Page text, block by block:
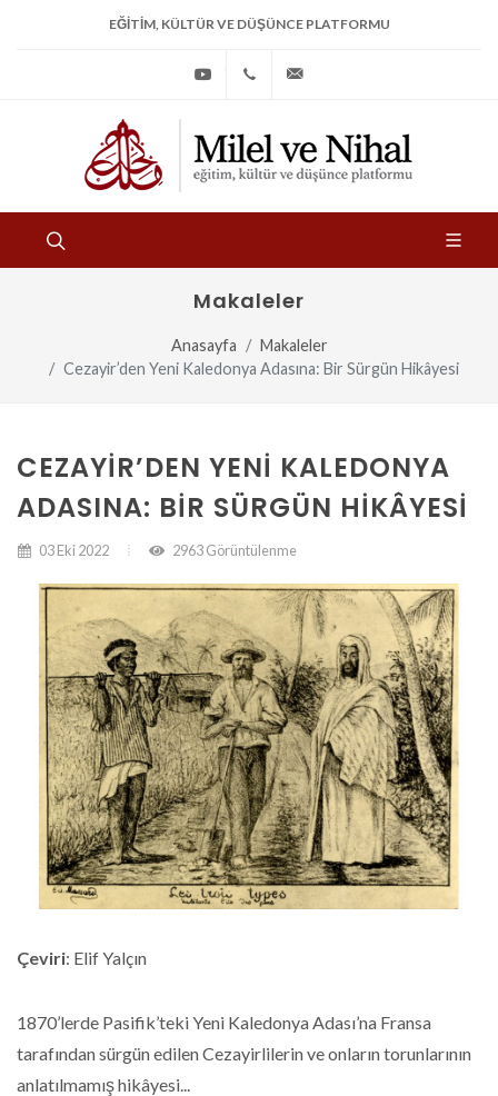
EĞITIM, KÜLTÜR VE DÜŞÜNCE PLATFORMU
Youtube +90
533
31
Makaleler
Anasayfa
Makaleler
Cezayir’den Yeni Kaledonya Adasına: Bir Sürgün Hikâyesi
CEZAYIR’DEN YENI KALEDONYA
ADASINA: BIR SÜRGÜN HIKÂYESI
03 Eki 2022 2963 Görüntülenme
Çeviri: Elif Yalçın
1870’lerde Pasifik’teki Yeni Kaledonya Adası’na Fransa
tarafından sürgün edilen Cezayirlilerin ve onların torunlarının
anlatılmamış hikâyesi...